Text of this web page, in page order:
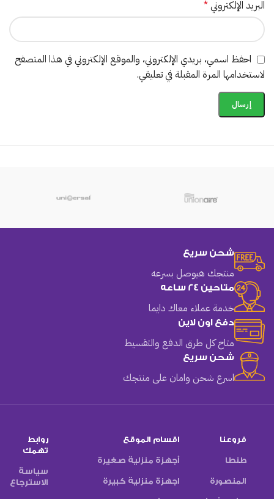
البريد الإلكتروني*
احفظ اسمي، بريدي الإلكتروني، والموقع الإلكتروني في هذا المتصفح
لاستخدامها المرة المقبلة في تعليقي.
شحن سريع
منتجك هيوصل بسرعه
متاحين 24 ساعه
خدمة عملاء معاك دايما
دفع اون لاين
متاح كل طرق الدفع والتقسيط
شحن سريع
اسرع شحن وامان على منتجك
فروعنا
طنطا
المنصورة
اقسام الموقع
أجهزة منزلية صغيرة
اجهزة منزلية كبيرة
روابط
تهمك
سياسة
الاسترجاع